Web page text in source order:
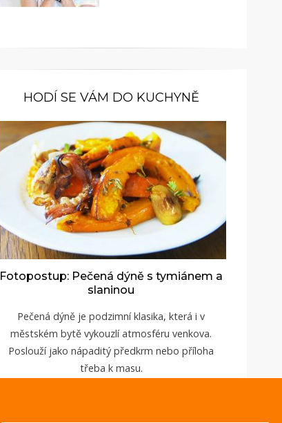
HODÍ SE VÁM DO KUCHYNĚ
Fotopostup: Pečená dýně s tymiánem a
slaninou
Pečená dýně je podzimní klasika, která i v
městském bytě vykouzlí atmosféru venkova.
Poslouží jako nápaditý předkrm nebo příloha
třeba k masu.